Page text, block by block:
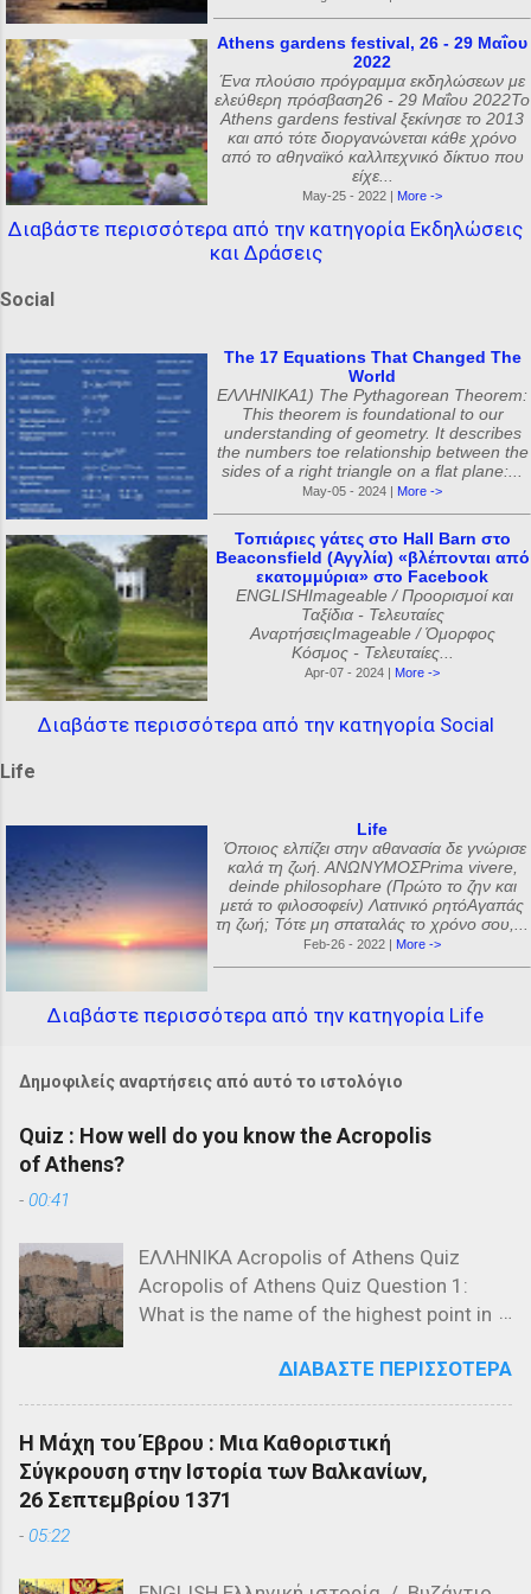
Athens gardens festival, 26 - 29 Μαΐου
2022
Ένα πλούσιο πρόγραμμα εκδηλώσεων με
ελεύθερη πρόσβαση26 - 29 Μαΐου 2022Το
Athens gardens festival ξεκίνησε το 2013
και από τότε διοργανώνεται κάθε χρόνο
από το αθηναϊκό καλλιτεχνικό δίκτυο που
είχε...
May-25 - 2022 | More ->
Διαβάστε περισσότερα από την κατηγορία Εκδηλώσεις
και Δράσεις
Social
The 17 Equations That Changed The
World
ΕΛΛΗΝΙΚΑ1) The Pythagorean Theorem:
This theorem is foundational to our
understanding of geometry. It describes
the numbers toe relationship between the
sides of a right triangle on a flat plane:...
May-05 - 2024 | More ->
Τοπιάριες γάτες στο Hall Barn στο
Beaconsfield (Αγγλία) «βλέπονται από
εκατομμύρια» στο Facebook
ENGLISHImageable / Προορισμοί και
Ταξίδια - Τελευταίες
ΑναρτήσειςImageable / Όμορφος
Κόσμος - Τελευταίες...
Apr-07 - 2024 | More ->
Διαβάστε περισσότερα από την κατηγορία Social
Life
Life
Όποιος ελπίζει στην αθανασία δε γνώρισε
καλά τη ζωή. ΑΝΩΝΥΜΟΣPrima vivere,
deinde philosophare (Πρώτο το ζην και
μετά το φιλοσοφείν) Λατινικό ρητόΑγαπάς
τη ζωή; Τότε μη σπαταλάς το χρόνο σου,...
Feb-26 - 2022 | More ->
Διαβάστε περισσότερα από την κατηγορία Life
Δημοφιλείς αναρτήσεις από αυτό το ιστολόγιο
Quiz : How well do you know the Acropolis
of Athens?
- 00:41
ΕΛΛΗΝΙΚΑ Acropolis of Athens Quiz
Acropolis of Athens Quiz Question 1:
What is the name of the highest point in
Propylaea c) The Acropolis Hill Question
2: Which of the following is NOT a
structure on the Acropolis? a) The
Parthenon b) The Propylaea c) The
Colosseum Question 3: Who designed
the Parthenon? a) Ictinus and Callicrates
ΔΙΑΒΆΣΤΕ ΠΕΡΙΣΣΌΤΕΡΑ
Η Μάχη του Έβρου : Μια Καθοριστική
Σύγκρουση στην Ιστορία των Βαλκανίων,
26 Σεπτεμβρίου 1371
- 05:22